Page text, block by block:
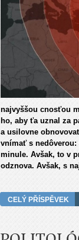
najvyššou cnosťou
ho, aby ťa uznal za
a usilovne
vnímať s nedôverou:
minule. Avšak, to v
odznova. Avšak, s
CELÝ PŘÍSPĚVEK